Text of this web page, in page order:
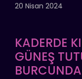
20 Nisan 2024
KADERDE
GÜNEŞ
BURCUNDA